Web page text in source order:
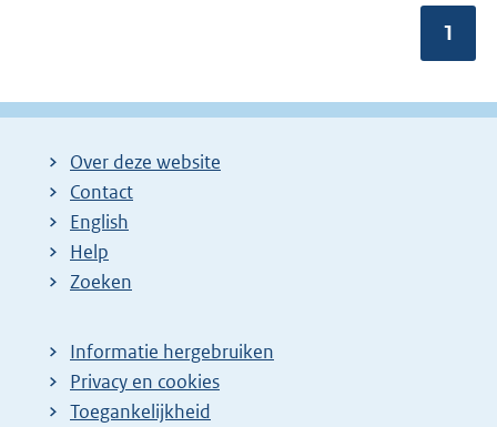
1
Over deze website
Contact
English
Help
Zoeken
Informatie hergebruiken
Privacy en cookies
Toegankelijkheid